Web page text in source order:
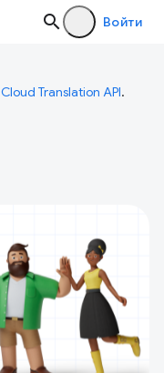
Войти
Cloud Translation API.